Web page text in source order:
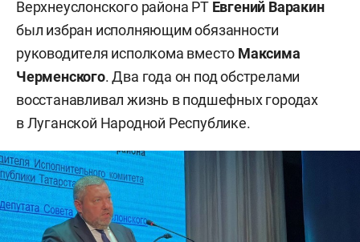
Верхнеуслонского района РТ Евгений Варакин
был избран исполняющим обязанности
руководителя исполкома вместо Максима
Черменского. Два года он под обстрелами
восстанавливал жизнь в подшефных городах
в Луганской Народной Республике.